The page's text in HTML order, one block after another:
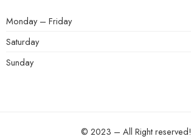
Monday – Friday
Saturday
Sunday
© 2023 – All Right reserved!